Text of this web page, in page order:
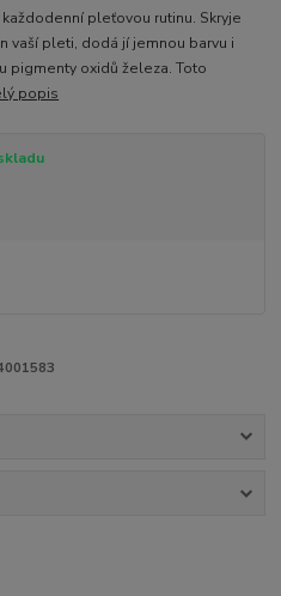
pleťovou rutinu. Skryje
pleti, dodá jí jemnou barvu i
pigmenty oxidů železa. Toto
popis